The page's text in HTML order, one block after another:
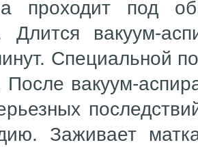
проходит под
Длится вакуум-
Специальной
вакуум-
Заживает